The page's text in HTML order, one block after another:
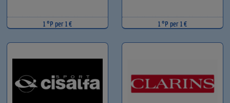
1 °P per 1 € 1 °P per 1 €